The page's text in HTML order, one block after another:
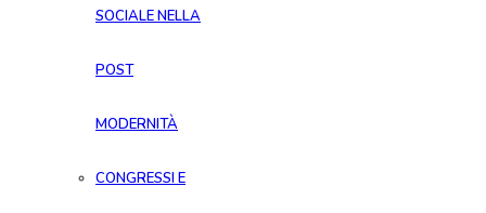
SOCIALE NELLA
POST
MODERNITÀ
CONGRESSI E